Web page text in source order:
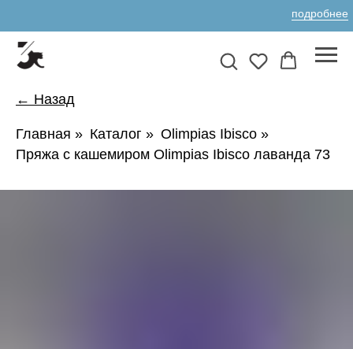
подробнее
← Назад
Главная » Каталог » Olimpias Ibisco »
Пряжа с кашемиром Olimpias Ibisco лаванда 73